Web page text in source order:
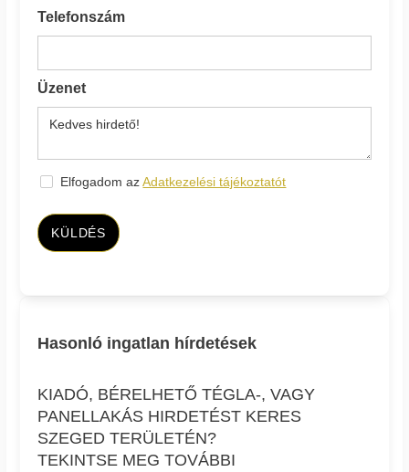
Telefonszám
Üzenet
Elfogadom azAdatkezelési tájékoztatót
KÜLDÉS
Hasonló ingatlan hírdetések
KIADÓ, BÉRELHETŐ TÉGLA-, VAGY
PANELLAKÁS HIRDETÉST KERES
SZEGED TERÜLETÉN?
TEKINTSE MEG TOVÁBBI